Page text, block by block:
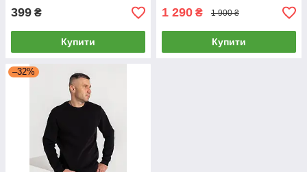
399 ₴
Купити
1 290 ₴ 1 900 ₴
Купити
–32%